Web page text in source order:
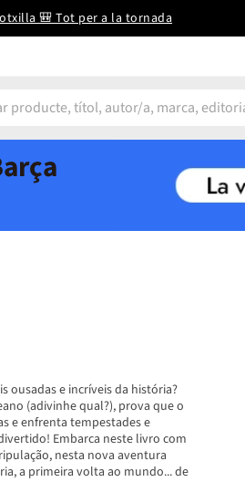
🎒 Tot per a la tornada
ousadas e incríveis da história?
(adivinhe qual?), prova que o
e enfrenta tempestades e
Embarca neste livro com
nesta nova aventura
a primeira volta ao mundo... de